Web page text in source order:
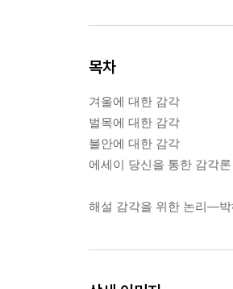
목차
겨울에 대한 감각
벌목에 대한 감각
불안에 대한 감각
에세이 당신을 통한 감각론
해설 감각을 위한 논리―박